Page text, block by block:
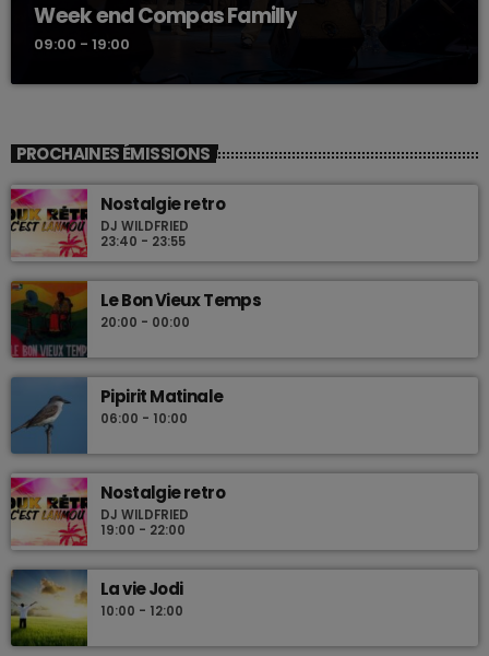
Week end Compas Familly
09:00 - 19:00
PROCHAINES ÉMISSIONS
Nostalgie retro
DJ WILDFRIED
23:40 - 23:55
Le Bon Vieux Temps
20:00 - 00:00
Pipirit Matinale
06:00 - 10:00
Nostalgie retro
DJ WILDFRIED
19:00 - 22:00
La vie Jodi
10:00 - 12:00